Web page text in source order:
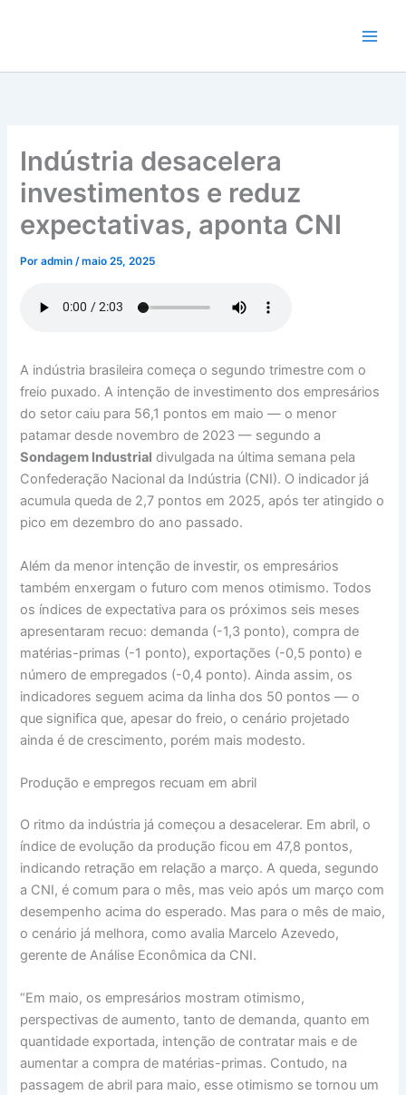
conteúdo
Indústria desacelera
investimentos e reduz
expectativas, aponta CNI
Poradmin/maio 25, 2025
A indústria brasileira começa o segundo trimestre com o
freio puxado. A intenção de investimento dos empresários
do setor caiu para 56,1 pontos em maio — o menor
patamar desde novembro de 2023 — segundo a
Sondagem Industrial divulgada na última semana pela
Confederação Nacional da Indústria (CNI). O indicador já
acumula queda de 2,7 pontos em 2025, após ter atingido o
pico em dezembro do ano passado.
Além da menor intenção de investir, os empresários
também enxergam o futuro com menos otimismo. Todos
os índices de expectativa para os próximos seis meses
apresentaram recuo: demanda (-1,3 ponto), compra de
matérias-primas (-1 ponto), exportações (-0,5 ponto) e
número de empregados (-0,4 ponto). Ainda assim, os
indicadores seguem acima da linha dos 50 pontos — o
que significa que, apesar do freio, o cenário projetado
ainda é de crescimento, porém mais modesto.
Produção e empregos recuam em abril
O ritmo da indústria já começou a desacelerar. Em abril, o
índice de evolução da produção ficou em 47,8 pontos,
indicando retração em relação a março. A queda, segundo
a CNI, é comum para o mês, mas veio após um março com
desempenho acima do esperado. Mas para o mês de maio,
o cenário já melhora, como avalia Marcelo Azevedo,
gerente de Análise Econômica da CNI.
“Em maio, os empresários mostram otimismo,
perspectivas de aumento, tanto de demanda, quanto em
quantidade exportada, intenção de contratar mais e de
aumentar a compra de matérias-primas. Contudo, na
passagem de abril para maio, esse otimismo se tornou um